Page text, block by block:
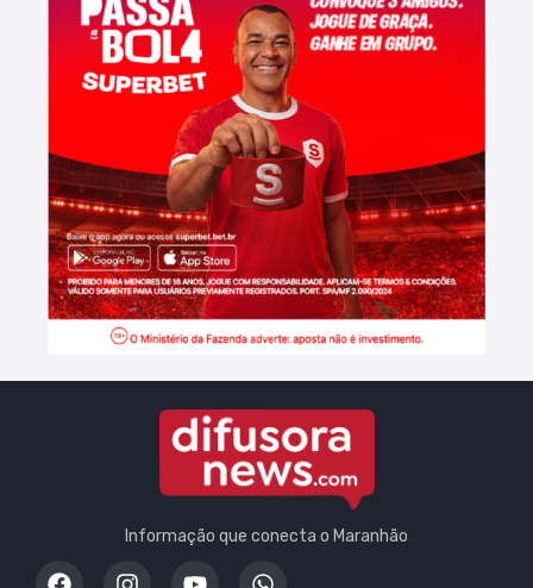
Informação que conecta o Maranhão